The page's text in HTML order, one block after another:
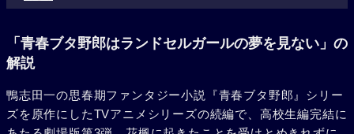
「青春ブタ野郎はランドセルガールの夢を見ない」の
解説
鴨志田一の思春期ファンタジー小説『青春ブタ野郎』シリー
ズを原作にしたTVアニメシリーズの続編で、高校生編完結に